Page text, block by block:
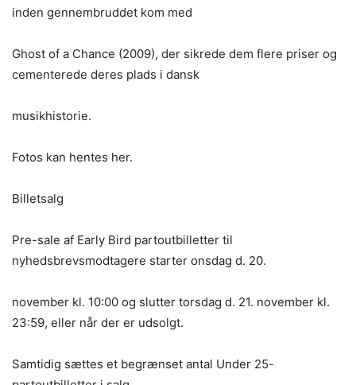
inden gennembruddet kom med
Ghost of a Chance (2009), der sikrede dem flere priser og
cementerede deres plads i dansk
musikhistorie.
Fotos kan hentes her.
Billetsalg
Pre-sale af Early Bird partoutbilletter til
nyhedsbrevsmodtagere starter onsdag d. 20.
november kl. 10:00 og slutter torsdag d. 21. november kl.
23:59, eller når der er udsolgt.
Samtidig sættes et begrænset antal Under 25-